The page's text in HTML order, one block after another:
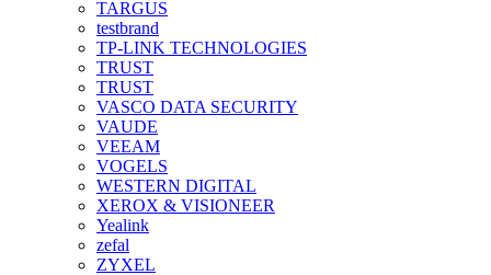
TARGUS
testbrand
TP-LINK TECHNOLOGIES
TRUST
TRUST
VASCO DATA SECURITY
VAUDE
VEEAM
VOGELS
WESTERN DIGITAL
XEROX & VISIONEER
Yealink
zefal
ZYXEL